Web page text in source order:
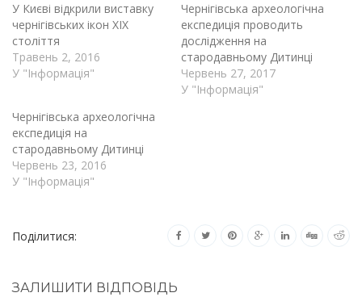
У Києві відкрили виставку
чернігівських ікон XIX
століття
Травень 2, 2016
У "Інформація"
Чернігівська археологічна
експедиція проводить
дослідження на
стародавньому Дитинці
Червень 27, 2017
У "Інформація"
Чернігівська археологічна
експедиція на
стародавньому Дитинці
Червень 23, 2016
У "Інформація"
Поділитися:
ЗАЛИШИТИ ВІДПОВІДЬ